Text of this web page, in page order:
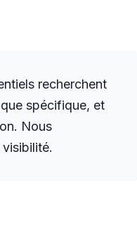
recherchent
spécifique, et
Nous